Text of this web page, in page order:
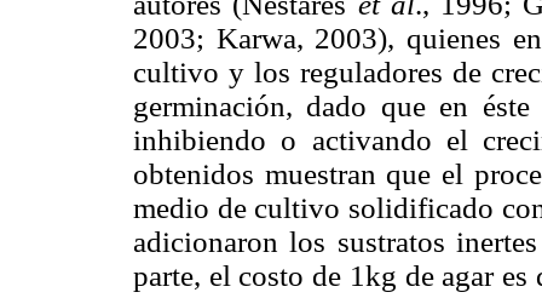
2003; Karwa, 2003), quienes
cultivo y los reguladores de
germinación, dado que en
inhibiendo o activando el
obtenidos muestran que el
medio de cultivo solidificado
adicionaron los sustratos
parte, el costo de 1kg de agar